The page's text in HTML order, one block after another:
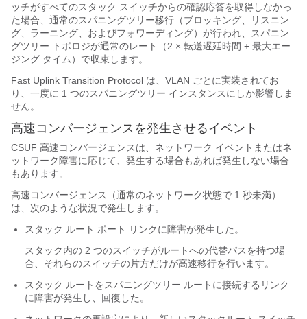
ッチがすべてのスタック スイッチからの確認応答を取得しなかっ
た場合、通常のスパニングツリー移行（ブロッキング、リスニン
グ、ラーニング、およびフォワーディング）が行われ、スパニン
グツリー トポロジが通常のレート（2 × 転送遅延時間 + 最大エー
ジング タイム）で収束します。
Fast Uplink Transition Protocol は、VLAN ごとに実装されてお
り、一度に 1 つのスパニングツリー インスタンスにしか影響しま
せん。
高速コンバージェンスを発生させるイベント
CSUF 高速コンバージェンスは、ネットワーク イベントまたはネ
ットワーク障害に応じて、発生する場合もあれば発生しない場合
もあります。
高速コンバージェンス（通常のネットワーク状態で 1 秒未満）
は、次のような状況で発生します。
スタック ルート ポート リンクに障害が発生した。
スタック内の 2 つのスイッチがルートへの代替パスを持つ場
合、それらのスイッチの片方だけが高速移行を行います。
スタック ルートをスパニングツリー ルートに接続するリンク
に障害が発生し、回復した。